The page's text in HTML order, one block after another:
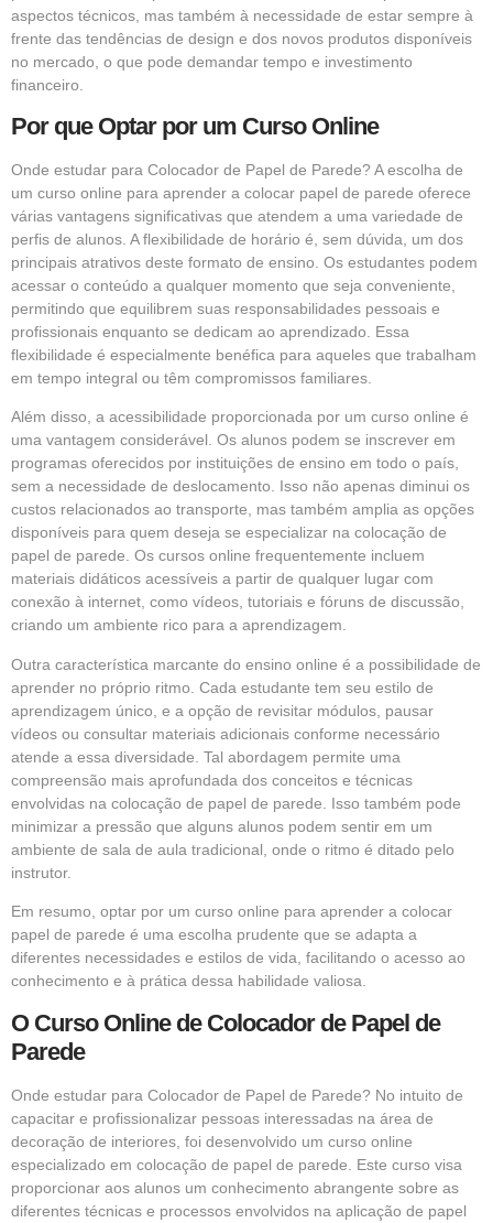
aspectos técnicos, mas também à necessidade de estar sempre à
frente das tendências de design e dos novos produtos disponíveis
no mercado, o que pode demandar tempo e investimento
financeiro.
Por que Optar por um Curso Online
Onde estudar para Colocador de Papel de Parede? A escolha de
um curso online para aprender a colocar papel de parede oferece
várias vantagens significativas que atendem a uma variedade de
perfis de alunos. A flexibilidade de horário é, sem dúvida, um dos
principais atrativos deste formato de ensino. Os estudantes podem
acessar o conteúdo a qualquer momento que seja conveniente,
permitindo que equilibrem suas responsabilidades pessoais e
profissionais enquanto se dedicam ao aprendizado. Essa
flexibilidade é especialmente benéfica para aqueles que trabalham
em tempo integral ou têm compromissos familiares.
Além disso, a acessibilidade proporcionada por um curso online é
uma vantagem considerável. Os alunos podem se inscrever em
programas oferecidos por instituições de ensino em todo o país,
sem a necessidade de deslocamento. Isso não apenas diminui os
custos relacionados ao transporte, mas também amplia as opções
disponíveis para quem deseja se especializar na colocação de
papel de parede. Os cursos online frequentemente incluem
materiais didáticos acessíveis a partir de qualquer lugar com
conexão à internet, como vídeos, tutoriais e fóruns de discussão,
criando um ambiente rico para a aprendizagem.
Outra característica marcante do ensino online é a possibilidade de
aprender no próprio ritmo. Cada estudante tem seu estilo de
aprendizagem único, e a opção de revisitar módulos, pausar
vídeos ou consultar materiais adicionais conforme necessário
atende a essa diversidade. Tal abordagem permite uma
compreensão mais aprofundada dos conceitos e técnicas
envolvidas na colocação de papel de parede. Isso também pode
minimizar a pressão que alguns alunos podem sentir em um
ambiente de sala de aula tradicional, onde o ritmo é ditado pelo
instrutor.
Em resumo, optar por um curso online para aprender a colocar
papel de parede é uma escolha prudente que se adapta a
diferentes necessidades e estilos de vida, facilitando o acesso ao
conhecimento e à prática dessa habilidade valiosa.
O Curso Online de Colocador de Papel de
Parede
Onde estudar para Colocador de Papel de Parede? No intuito de
capacitar e profissionalizar pessoas interessadas na área de
decoração de interiores, foi desenvolvido um curso online
especializado em colocação de papel de parede. Este curso visa
proporcionar aos alunos um conhecimento abrangente sobre as
diferentes técnicas e processos envolvidos na aplicação de papel